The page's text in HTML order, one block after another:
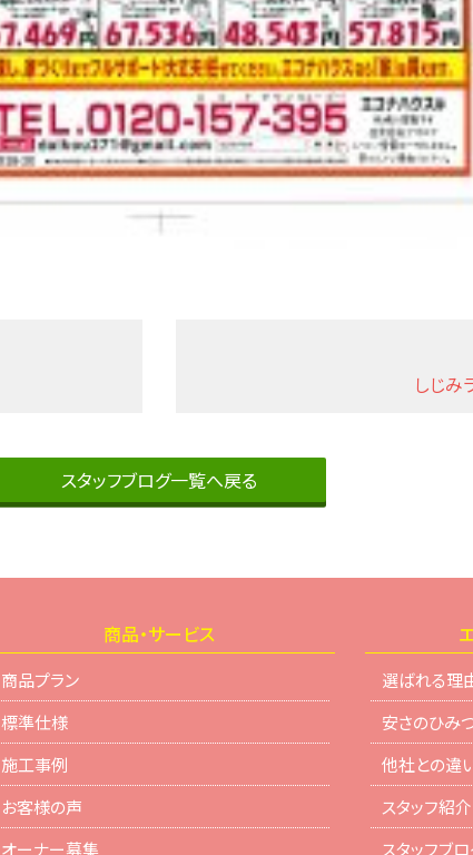
しじみ
スタッフブログ一覧へ戻る
商品・サービス
商品プラン
標準仕様
施工事例
お客様の声
オーナー募集
選ばれる理
安さのひみ
他社との違
スタッフ紹介
スタッフブ